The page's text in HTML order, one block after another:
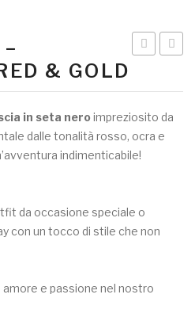
by
|
Seta
& GOLD
in seta nero impreziosito da
dalle tonalità rosso, ocra e
indimenticabile!
da occasione speciale o
con un tocco di stile che non
amore e passione nel nostro